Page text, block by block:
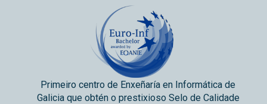
Primeiro centro de Enxeñaría en Informática de
Galicia que obtén o prestixioso Selo de Calidade